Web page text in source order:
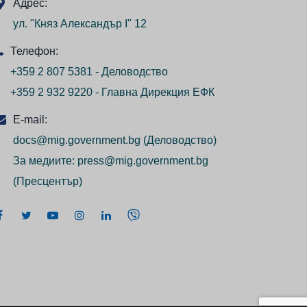
Адрес:
ул. "Княз Александър I" 12
Телефон:
+359 2 807 5381 - Деловодство
+359 2 932 9220 - Главна Дирекция ЕФК
E-mail:
docs@mig.government.bg (Деловодство)
За медиите: press@mig.government.bg
(Пресцентър)